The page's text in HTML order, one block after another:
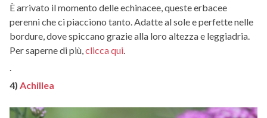
È arrivato il momento delle echinacee, queste erbacee
perenni che ci piacciono tanto. Adatte al sole e perfette nelle
bordure, dove spiccano grazie alla loro altezza e leggiadria.
Per saperne di più, clicca qui
.
4) Achillea